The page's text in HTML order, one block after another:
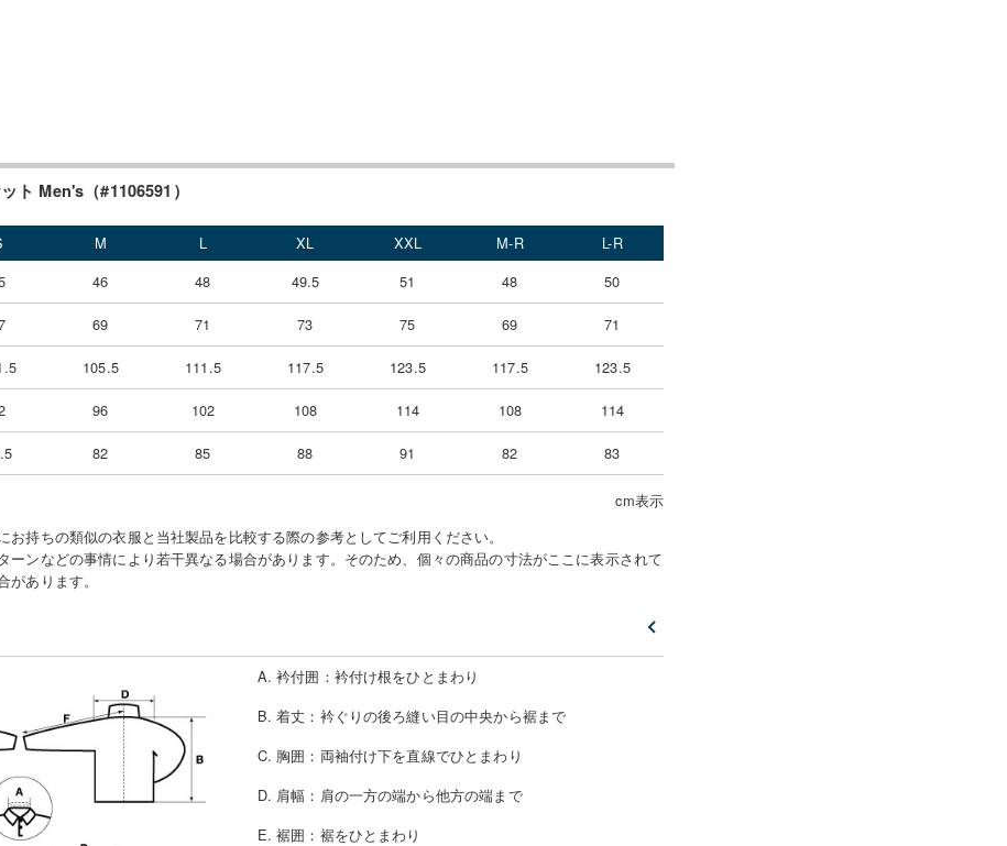
ト Men's（#1106591）
M L XL XXL M-R
L-R
46 48 49.5 51 48 50
69 71 73 75 69 71
105.5 111.5 117.5 123.5 117.5 123.5
96 102 108 114 108 114
82 85 88 91 82 83
cm表示
お持ちの類似の衣服と当社製品を比較する際の参考としてご利用ください。
ーンなどの事情により若干異なる場合があります。そのため、個々の商品の寸法がここに表示されて
あります。
A. 衿付囲 ： 衿付け根をひとまわり
B. 着丈 ： 衿ぐりの後ろ縫い目の中央から裾まで
C. 胸囲 ： 両袖付け下を直線でひとまわり
D. 肩幅 ： 肩の一方の端から他方の端まで
E. 裾囲 ： 裾をひとまわり